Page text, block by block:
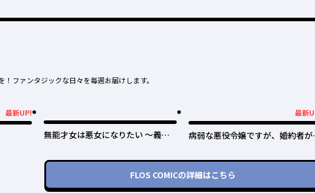
ファンタジックな日々を毎週お届けします。
最新UP!
無能才女は悪女になりたい ～義妹
溺愛に気づかない～
最新
病弱な悪役令嬢ですが、婚約者が
猿の仲でしたよね!?)
FLOS COMICの詳細はこちら